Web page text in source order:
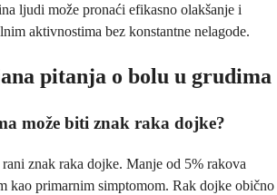
ljudi može pronaći efikasno olakšanje i
aktivnostima bez konstantne nelagode.
pitanja o bolu u grudima
može biti znak raka dojke?
znak raka dojke. Manje od 5% rakova
kao primarnim simptomom. Rak dojke obično